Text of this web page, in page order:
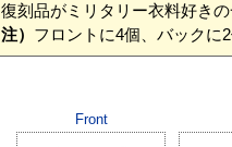
復刻品がミリタリー衣料好き
注） フロントに4個、バックに
Front